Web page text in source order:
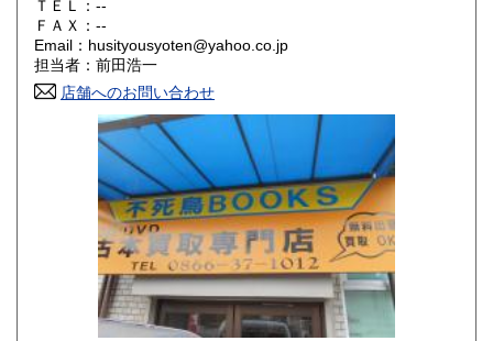
奈良県
鳥取県
300円 広島県
300円 徳島県
300円 愛媛県
300円 福岡県
300円 長崎県
ＴＥＬ：--
ＦＡＸ：--
Email：husityousyoten@yahoo.co.jp
担当者：前田浩一
店舗へのお問い合わせ